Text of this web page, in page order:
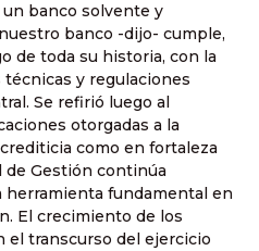
un banco solvente y
banco -dijo- cumple,
de toda su historia, con la
y regulaciones
Se refirió luego al
otorgadas a la
como en fortaleza
de Gestión continúa
herramienta fundamental en
El crecimiento de los
el transcurso del ejercicio